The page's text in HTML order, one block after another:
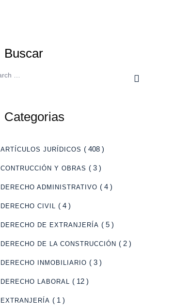
Buscar
Categorias
ARTÍCULOS JURÍDICOS ( 408 )
CONTRUCCIÓN Y OBRAS ( 3 )
DERECHO ADMINISTRATIVO ( 4 )
DERECHO CIVIL ( 4 )
DERECHO DE EXTRANJERÍA ( 5 )
DERECHO DE LA CONSTRUCCIÓN ( 2 )
DERECHO INMOBILIARIO ( 3 )
DERECHO LABORAL ( 12 )
EXTRANJERÍA ( 1 )